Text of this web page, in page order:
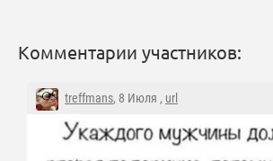
Комментарии участников:
treffmans, 8 Июля , url